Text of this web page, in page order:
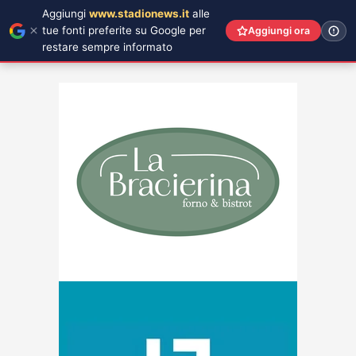
Aggiungi www.stadionews.it alle
tue fonti preferite su Google per
restare sempre informato
Aggiungi ora